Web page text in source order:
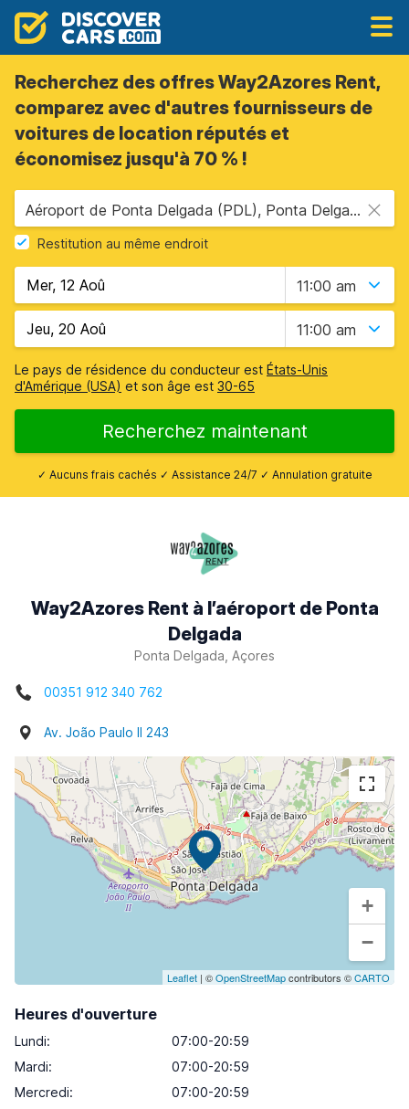
Recherchez des offres Way2Azores Rent,
comparez avec d'autres fournisseurs de
voitures de location réputés et
économisez jusqu'à 70 % !
Aéroport de Ponta Delgada (PDL), Ponta Delgada, Portugal - îles des Açores
Restitution au même endroit
11:00 am
11:00 am
Le pays de résidence du conducteur est États-Unis
d'Amérique (USA) et son âge est 30-65
Recherchez maintenant
✓ Aucuns frais cachés ✓ Assistance 24/7 ✓ Annulation gratuite
Way2Azores Rent à l’aéroport de Ponta
Delgada
Ponta Delgada, Açores
00351 912 340 762
Av. João Paulo II 243
+
−
Leaflet | ©OpenStreetMapcontributors ©CARTO
Heures d'ouverture
Lundi:
07:00-20:59
Mardi:
07:00-20:59
Mercredi:
07:00-20:59